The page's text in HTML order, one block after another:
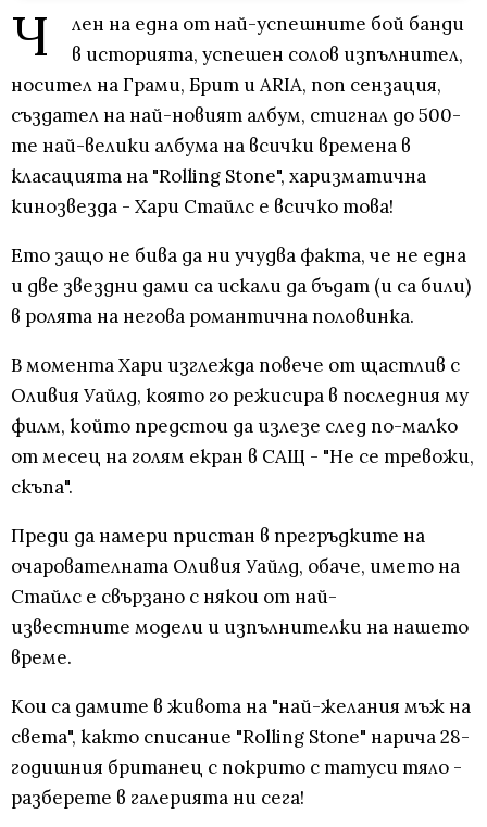
Ч
лен на една от най-успешните бой банди
в историята, успешен солов изпълнител,
носител на Грами, Брит и ARIA, поп сензация,
създател на най-новият албум, стигнал до 500-
те най-велики албума на всички времена в
класацията на "Rolling Stone", харизматична
кинозвезда - Хари Стайлс е всичко това!
Ето защо не бива да ни учудва факта, че не една
и две звездни дами са искали да бъдат (и са били)
в ролята на негова романтична половинка.
В момента Хари изглежда повече от щастлив с
Оливия Уайлд, която го режисира в последния му
филм, който предстои да излезе след по-малко
от месец на голям екран в САЩ - "Не се тревожи,
скъпа".
Преди да намери пристан в прегръдките на
очарователната Оливия Уайлд, обаче, името на
Стайлс е свързано с някои от най-
известните модели и изпълнителки на нашето
време.
Кои са дамите в живота на "най-желания мъж на
света", както списание "Rolling Stone" нарича 28-
годишния британец с покрито с татуси тяло -
разберете в галерията ни сега!